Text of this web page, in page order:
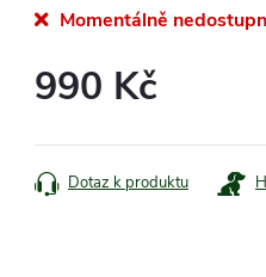
Momentálně
990 Kč
cena:
Dotaz k produktu